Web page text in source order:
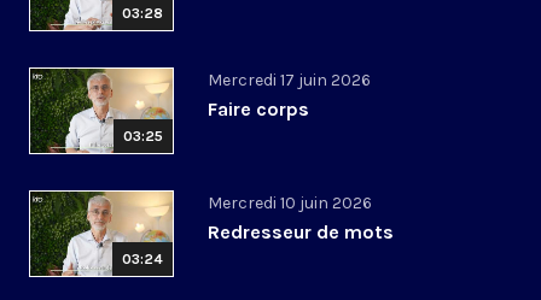
03:28
03:25
Mercredi 17 juin 2026
Faire corps
03:24
Mercredi 10 juin 2026
Redresseur de mots